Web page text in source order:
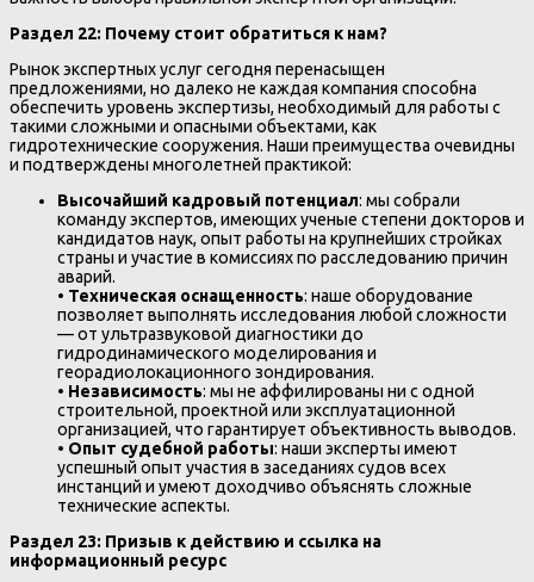
Раздел 22: Почему стоит обратиться к нам?
Рынок экспертных услуг сегодня перенасыщен
предложениями, но далеко не каждая компания способна
обеспечить уровень экспертизы, необходимый для работы с
такими сложными и опасными объектами, как
гидротехнические сооружения. Наши преимущества очевидны
и подтверждены многолетней практикой:
Высочайший кадровый потенциал: мы собрали
команду экспертов, имеющих ученые степени докторов и
кандидатов наук, опыт работы на крупнейших стройках
страны и участие в комиссиях по расследованию причин
аварий.
• Техническая оснащенность: наше оборудование
позволяет выполнять исследования любой сложности
— от ультразвуковой диагностики до
гидродинамического моделирования и
георадиолокационного зондирования.
• Независимость: мы не аффилированы ни с одной
строительной, проектной или эксплуатационной
организацией, что гарантирует объективность выводов.
• Опыт судебной работы: наши эксперты имеют
успешный опыт участия в заседаниях судов всех
инстанций и умеют доходчиво объяснять сложные
технические аспекты.
Раздел 23: Призыв к действию и ссылка на
информационный ресурс